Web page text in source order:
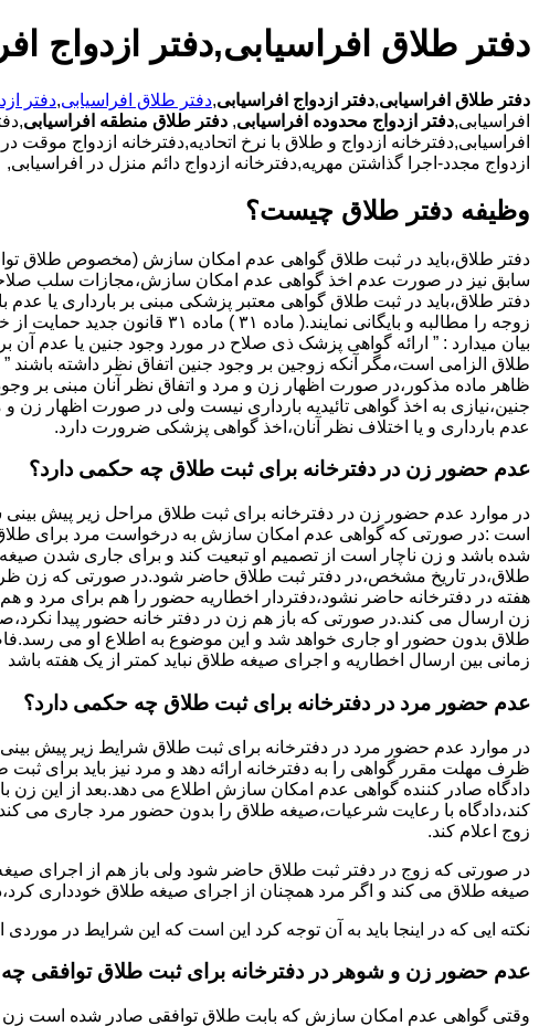
دفتر طلاق افراسیابی,دفتر ازدواج
دفتر طلاق افراسیابی,دفتر ازدواج افراسیابی,دفتر طلاق افراسیابی,دفتر
افراسیابی,دفتر ازدواج محدوده افراسیابی, دفتر طلاق منطقه افراسیابی
افراسیابی,دفترخانه ازدواج و طلاق با نرخ اتحادیه,دفترخانه ازدواج
ازدواج مجدد-اجرا گذاشتن مهریه,دفترخانه ازدواج دائم منزل در افراسیابی,
وظیفه دفتر طلاق چیست؟
سابق نیز در صورت عدم اخذ گواهی عدم امکان سازش،مجازات سلب
دفتر طلاق،باید در ثبت طلاق گواهی معتبر پزشکی مبنی بر بارداری یا عدم
زوجه را مطالبه و بایگانی نمایند.( ماده ۳۱ ) ماده ۳۱ قانون جدید
بیان میدارد : ” ارائه گواهی پزشک ذی صلاح در مورد وجود جنین یا عدم آن
طلاق الزامی است،مگر آنکه زوجین بر وجود جنین اتفاق نظر داشته باشند ”
ظاهر ماده مذکور،در صورت اظهار زن و مرد و اتفاق نظر آنان مبنی بر
جنین،نیازی به اخذ گواهی تائیدیه بارداری نیست ولی در صورت اظهار زن و
عدم بارداری و یا اختلاف نظر آنان،اخذ گواهی پزشکی ضرورت دارد.
عدم حضور زن در دفترخانه برای ثبت طلاق چه حکمی دارد؟
در موارد عدم حضور زن در دفترخانه برای ثبت طلاق مراحل زیر پیش
است :در صورتی که گواهی عدم امکان سازش به درخواست مرد برای
شده باشد و زن ناچار است از تصمیم او تبعیت کند و برای جاری شدن صیغه
طلاق،در تاریخ مشخص،در دفتر ثبت طلاق حاضر شود.در صورتی که زن
هفته در دفترخانه حاضر نشود،دفتردار اخطاریه حضور را هم برای مرد و
زن ارسال می کند.در صورتی که باز هم زن در دفتر خانه حضور پیدا
طلاق بدون حضور او جاری خواهد شد و این موضوع به اطلاع او می
زمانی بین ارسال اخطاریه و اجرای صیغه طلاق نباید کمتر از یک هفته باشد
عدم حضور مرد در دفترخانه برای ثبت طلاق چه حکمی دارد؟
در موارد عدم حضور مرد در دفترخانه برای ثبت طلاق شرایط زیر پیش
ظرف مهلت مقرر گواهی را به دفترخانه ارائه دهد و مرد نیز باید برای
دادگاه صادر کننده گواهی عدم امکان سازش اطلاع می دهد.بعد از این زن
کند،دادگاه با رعایت شرعیات،صیغه طلاق را بدون حضور مرد جاری می
زوج اعلام کند.
در صورتی که زوج در دفتر ثبت طلاق حاضر شود ولی باز هم از اجرای
صیغه طلاق می کند و اگر مرد همچنان از اجرای صیغه طلاق خودداری
نکته ایی که در اینجا باید به آن توجه کرد این است که این شرایط در
عدم حضور زن و شوهر در دفترخانه برای ثبت طلاق توافقی
وقتی گواهی عدم امکان سازش که بابت طلاق توافقی صادر شده است زن و